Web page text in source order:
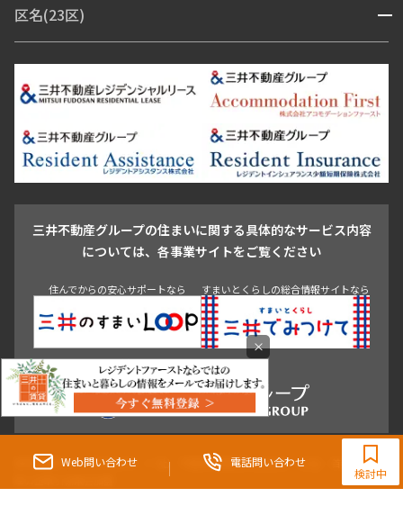
Web問い合わせ 電話問い合わせ
0120-321-364
9:30~18:00（水曜定休）
検討中
青山・表参道・原宿
市ヶ谷・神楽坂・飯田橋
三田・芝・浜松町
芝浦・汐留・品川
月島・勝どき・豊洲
本郷・春日・小石川
目白・高田馬場・早稲田
池尻大橋・三軒茶屋
祐天寺・学芸大学・自由が丘
駒沢・用賀・二子玉川
成城・砧
池袋・板橋・王子
青山 渋谷 東京・大手町 新宿 品川
目黒・中目黒
区名(23区) 開閉
江東区 台東区 墨田区
中野区
豊島区
杉並区 板橋区 練馬区 荒川区
足立区
葛飾区
江戸川区
三井不動産グループの住まいに関する具体的なサービス内容
については、各事業サイトをご覧ください
住んでからの安心サポートなら すまいとくらしの総合情報サイトなら
東京都知事（3）第96482号 （一社） 不動産流通経営協会会員 （公社） 首都圏不動
×